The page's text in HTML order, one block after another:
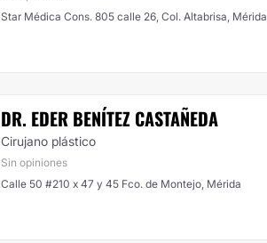
Star Médica Cons. 805 calle 26, Col. Altabrisa, Mérida
DR. EDER BENÍTEZ CASTAÑEDA
Cirujano plástico
Sin opiniones
Calle 50 #210 x 47 y 45 Fco. de Montejo, Mérida